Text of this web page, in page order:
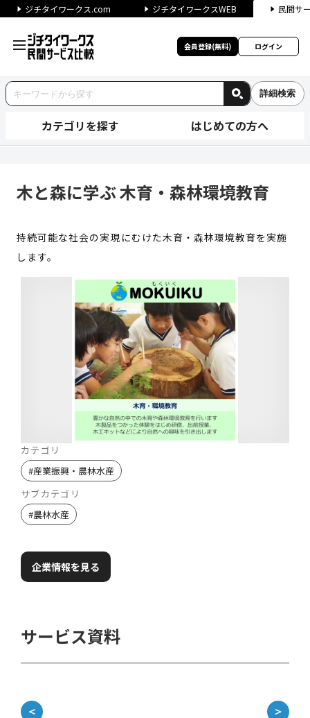
ジチタイワークス.com ジチタイワークスWEB 民間サ
会員登録(無料) ログイン
詳細検索
カテゴリを探す はじめての方へ
木と森に学ぶ 木育・森林環境教育
持続可能な社会の実現にむけた木育・森林環境教育を実施
します。
カテゴリ
#産業振興・農林水産
サブカテゴリ
#農林水産
企業情報を見る
サービス資料
＜ ＞